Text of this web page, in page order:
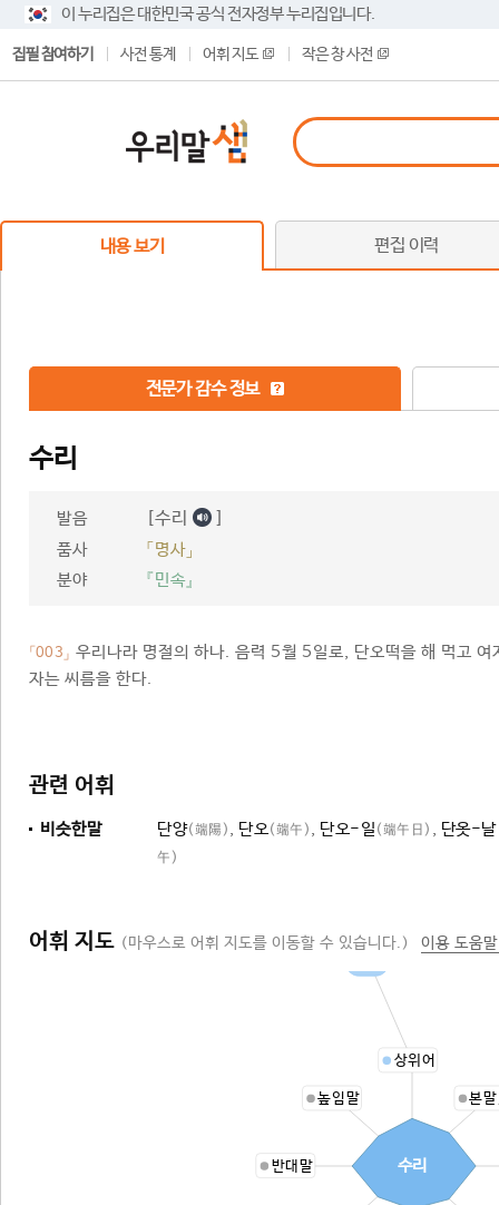
이 누리집은 대한민국 공식 전자정부 누리집입니다.
집필 참여하기 사전 통계 어휘 지도 작은 창 사전
내용 보기 편집 이력
전문가 감수 정보
수리
발음 [수리 ]
품사
「명사」
분야
『민속』
「003」 우리나라 명절의 하나. 음력 5월 5일로, 단오떡을 해 먹고
자는 씨름을 한다.
관련 어휘
비슷한말 단양(端陽) , 단오(端午) , 단오-일 (端午日) , 단옷-날
午)
어휘 지도 (마우스로 어휘 지도를 이동할 수 있습니다.) 이용 도움
상위어
본
반대말
높임말
수리